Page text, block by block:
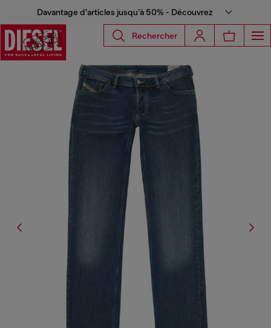
Davantage d’articles jusqu’à 50% - Découvrez
Rechercher